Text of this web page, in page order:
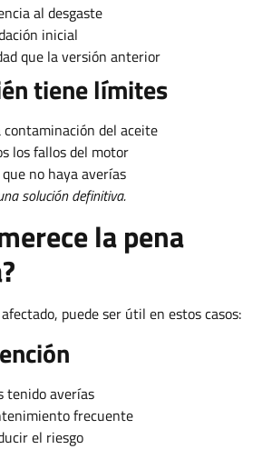
al desgaste
inicial
que la versión anterior
tiene límites
del aceite
los fallos del motor
no haya averías
solución definitiva.
la pena
puede ser útil en estos casos:
tenido averías
frecuente
el riesgo